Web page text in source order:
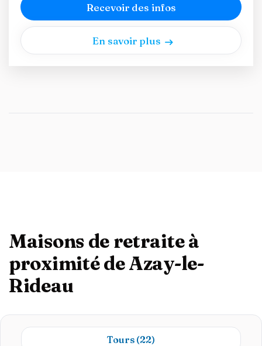
Recevoir des infos
En savoir plus
Maisons de retraite à
proximité de Azay-le-
Rideau
Tours (22)